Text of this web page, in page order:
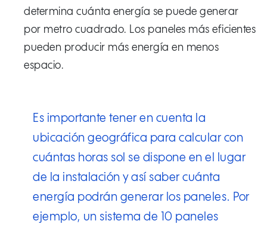
determina cuánta energía se puede generar
por metro cuadrado. Los paneles más eficientes
pueden producir más energía en menos
espacio.
Es importante tener en cuenta la
ubicación geográfica para calcular con
cuántas horas sol se dispone en el lugar
de la instalación y así saber cuánta
energía podrán generar los paneles. Por
ejemplo, un sistema de 10 paneles